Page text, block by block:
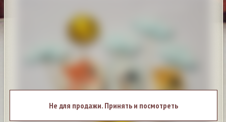
Не для продажи. Принять и посмотреть